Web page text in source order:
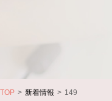
TOP 新着情報 149